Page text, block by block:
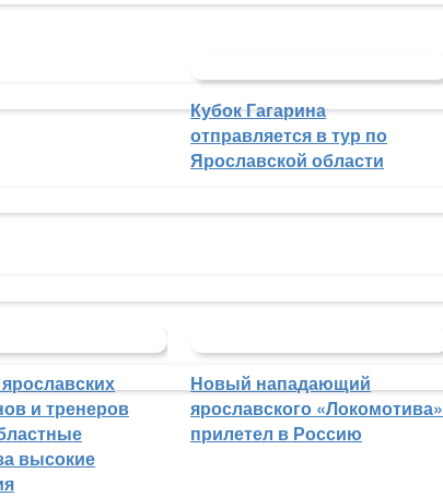
Кубок Гагарина
отправляется в тур по
Ярославской области
и тренеров
высокие
Новый нападающий
ярославского «Локомотива»
прилетел в Россию